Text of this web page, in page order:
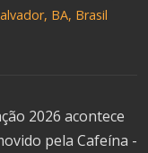
BA, Brasil
2026 acontece
pela Cafeína -